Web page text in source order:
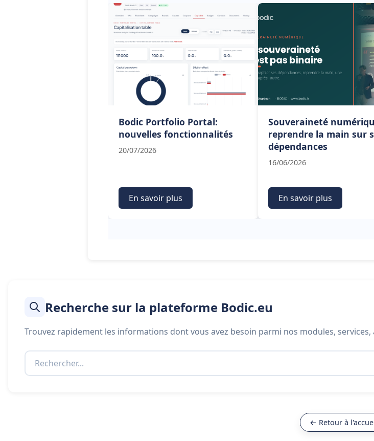
Bodic Portfolio Portal:
nouvelles fonctionnalités
20/07/2026
En savoir plus
Souveraineté
reprendre la main sur
dépendances
16/06/2026
En savoir plus
Recherche sur la plateforme Bodic.eu
Trouvez rapidement les informations dont vous avez besoin parmi nos modules,
← Retour à